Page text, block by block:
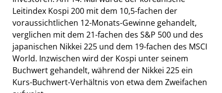
Leitindex Kospi 200 mit dem 10,5-fachen der
voraussichtlichen 12-Monats-Gewinne gehandelt,
verglichen mit dem 21-fachen des S&P 500 und des
japanischen Nikkei 225 und dem 19-fachen des MSCI
World. Inzwischen wird der Kospi unter seinem
Buchwert gehandelt, während der Nikkei 225 ein
Kurs-Buchwert-Verhältnis von etwa dem Zweifachen